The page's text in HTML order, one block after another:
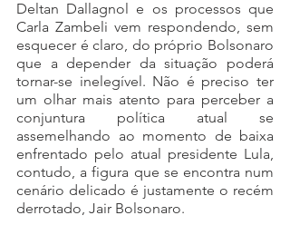
Deltan Dallagnol e os processos que
Carla Zambeli vem respondendo, sem
esquecer é claro, do próprio Bolsonaro
que a depender da situação poderá
tornar-se inelegível. Não é preciso ter
um olhar mais atento para perceber a
conjuntura política atual se
assemelhando ao momento de baixa
enfrentado pelo atual presidente Lula,
contudo, a figura que se encontra num
cenário delicado é justamente o recém
derrotado, Jair Bolsonaro.